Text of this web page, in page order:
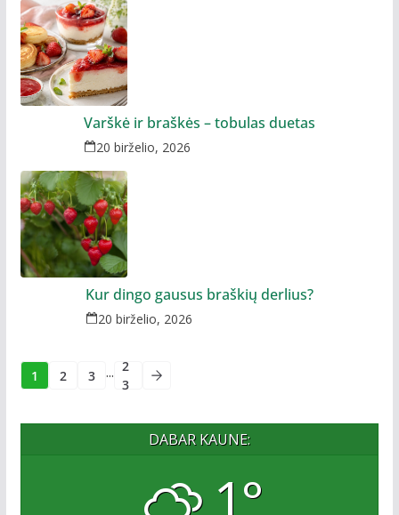
Varškė ir braškės – tobulas duetas
20 birželio, 2026
Kur dingo gausus braškių derlius?
20 birželio, 2026
1 2 3 ... 2
3
DABAR KAUNE:
1°